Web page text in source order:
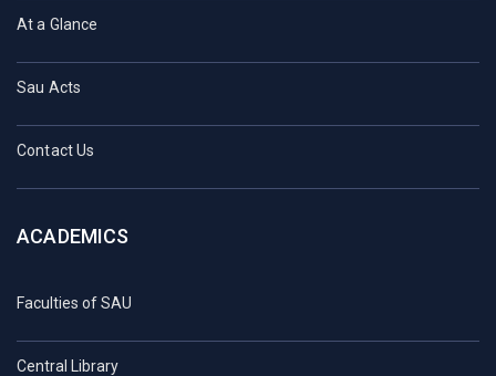
At a Glance
Sau Acts
Contact Us
ACADEMICS
Faculties of SAU
Central Library